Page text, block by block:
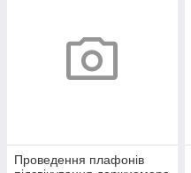
Проведення плафонів